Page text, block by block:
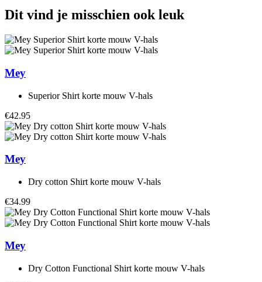
Dit vind je misschien ook leuk
Mey
Superior Shirt korte mouw V-hals
€42.95
Mey
Dry cotton Shirt korte mouw V-hals
€34.99
Mey
Dry Cotton Functional Shirt korte mouw V-hals